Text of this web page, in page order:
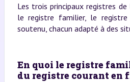
Les trois principaux registres
le registre familier, le
soutenu, chacun adapté à des
En quoi le registre
du registre courant en